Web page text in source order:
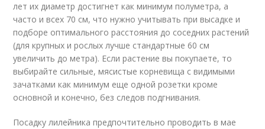
лет их диаметр достигнет как минимум полуметра, а
часто и всех 70 см, что нужно учитывать при высадке и
подборе оптимального расстояния до соседних растений
(для крупных и рослых лучше стандартные 60 см
увеличить до метра). Если растение вы покупаете, то
выбирайте сильные, мясистые корневища с видимыми
зачатками как минимум еще одной розетки кроме
основной и конечно, без следов подгнивания.
Посадку лилейника предпочтительно проводить в мае